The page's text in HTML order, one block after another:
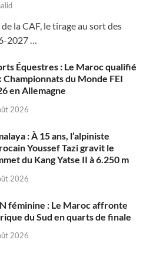
la CAF, le tirage au sort des
2027 …
Équestres : Le Maroc qualifié
Championnats du Monde FEI
en Allemagne
2026
: À 15 ans, l’alpiniste
Youssef Tazi gravit le
du Kang Yatse II à 6.250 m
2026
féminine : Le Maroc affronte
du Sud en quarts de finale
2026